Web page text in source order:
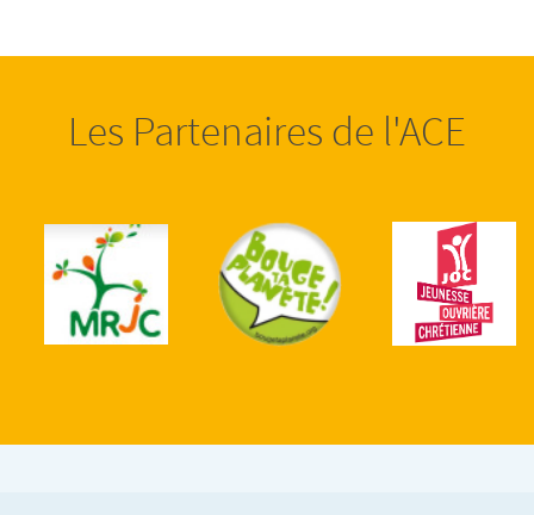
Les Partenaires de l'ACE